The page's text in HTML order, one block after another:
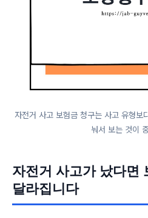
자전거 사고 보험금 청구는 사고 유형보
눠서 보는 것이
자전거 사고가 났다면
달라집니다